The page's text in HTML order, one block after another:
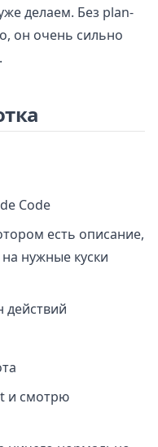
делаем. Без plan-
он очень сильно
Code
есть описание,
нужные куски
действий
и смотрю